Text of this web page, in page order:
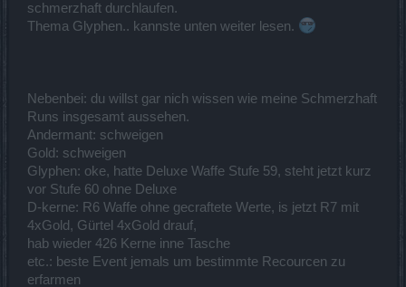
schmerzhaft durchlaufen.
Thema Glyphen.. kannste unten weiter lesen.
Nebenbei: du willst gar nich wissen wie meine Schmerzhaft
Runs insgesamt aussehen.
Andermant: schweigen
Gold: schweigen
Glyphen: oke, hatte Deluxe Waffe Stufe 59, steht jetzt kurz
vor Stufe 60 ohne Deluxe
D-kerne: R6 Waffe ohne gecraftete Werte, is jetzt R7 mit
4xGold, Gürtel 4xGold drauf,
hab wieder 426 Kerne inne Tasche
etc.: beste Event jemals um bestimmte Recourcen zu
erfarmen